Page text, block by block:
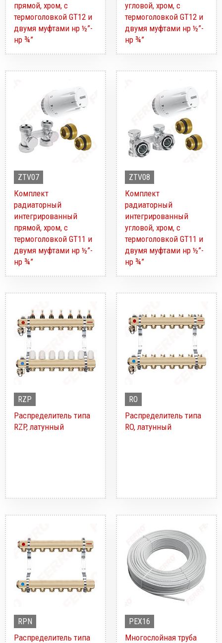
прямой, хром, с
термоголовкой GT12 и
двумя муфтами нр ½”-
нр ¾”
угловой, хром, с
термоголовкой GT12 и
двумя муфтами нр ½”-
нр ¾”
ZTV07
Комплект
радиаторный
интегрированный
прямой, хром, с
термоголовкой GT11 и
двумя муфтами нр ½”-
нр ¾”
ZTV08
Комплект
радиаторный
интегрированный
угловой, хром, с
термоголовкой GT11 и
двумя муфтами нр ½”-
нр ¾”
RZP
Распределитель типа
RZP, латунный
RO
Распределитель типа
RO, латунный
RPN
Распределитель типа
PEX16
Многослойная труба